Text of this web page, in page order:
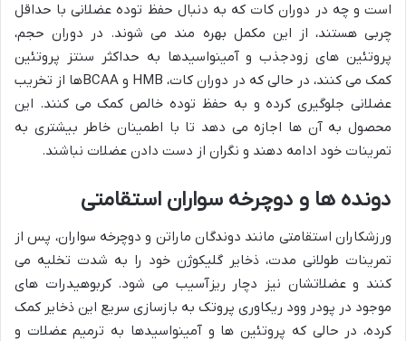
است و چه در دوران کات که به دنبال حفظ توده عضلانی با حداقل
چربی هستند، از این مکمل بهره مند می شوند. در دوران حجم،
پروتئین های زودجذب و آمینواسیدها به حداکثر سنتز پروتئین
کمک می کنند، در حالی که در دوران کات، HMB و BCAAها از تخریب
عضلانی جلوگیری کرده و به حفظ توده خالص کمک می کنند. این
محصول به آن ها اجازه می دهد تا با اطمینان خاطر بیشتری به
تمرینات خود ادامه دهند و نگران از دست دادن عضلات نباشند.
دونده ها و دوچرخه سواران استقامتی
ورزشکاران استقامتی مانند دوندگان ماراتن و دوچرخه سواران، پس از
تمرینات طولانی مدت، ذخایر گلیکوژن خود را به شدت تخلیه می
کنند و عضلاتشان نیز دچار ریزآسیب می شود. کربوهیدرات های
موجود در پودر وود ریکاوری پروتک به بازسازی سریع این ذخایر کمک
کرده، در حالی که پروتئین ها و آمینواسیدها به ترمیم عضلات و